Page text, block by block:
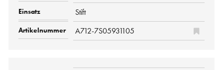
Stift
A712-7S05931105